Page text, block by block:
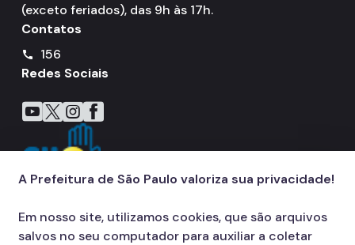
(exceto feriados), das 9h às 17h.
Contatos
call
156
Redes Sociais
Icone do YouTube
Icone do X
Icone do Instagram
Icone do Facebook
A Prefeitura de São Paulo valoriza sua privacidade!
Em nosso site, utilizamos cookies, que são arquivos
salvos no seu computador para auxiliar a coletar